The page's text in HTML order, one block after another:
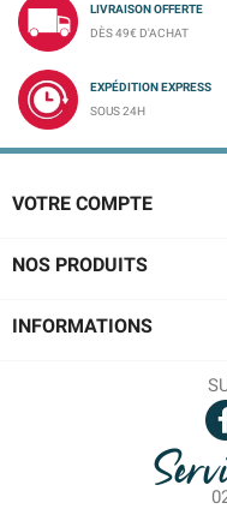
LIVRAISON OFFERTE
DÈS 49€ D'ACHAT
EXPÉDITION EXPRESS
SOUS 24H
VOTRE COMPTE
NOS PRODUITS
INFORMATIONS